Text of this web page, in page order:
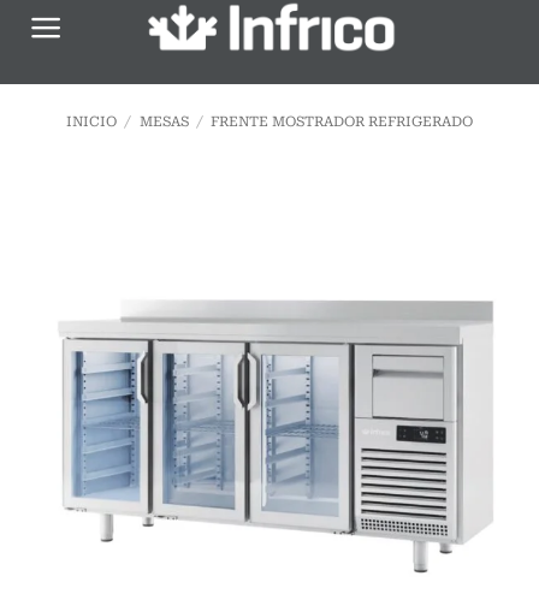
Saltar
INICIO / MESAS / FRENTE MOSTRADOR REFRIGERADO